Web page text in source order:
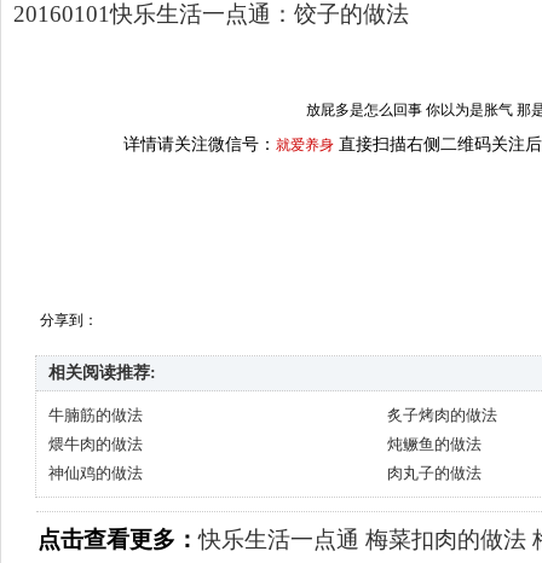
20160101快乐生活一点通：饺子的做法
放屁多是怎么回事 你以为是胀气 那
详情请关注微信号： 就爱养身 直接扫描右侧二维码关注
分享到：
相关阅读推荐:
牛腩筋的做法
炙子烤肉的做法
煨牛肉的做法
炖鳜鱼的做法
神仙鸡的做法
肉丸子的做法
点击查看更多：快乐生活一点通 梅菜扣肉的做法